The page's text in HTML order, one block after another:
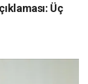
Üç